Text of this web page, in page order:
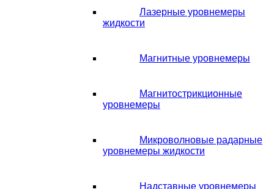
Лазерные уровнемеры
жидкости
Магнитные уровнемеры
Магнитострикционные
уровнемеры
Микроволновые радарные
уровнемеры жидкости
Надставные уровнемеры